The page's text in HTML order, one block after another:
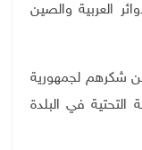
العربية والصين
شكرهم لجمهورية
في البلدة